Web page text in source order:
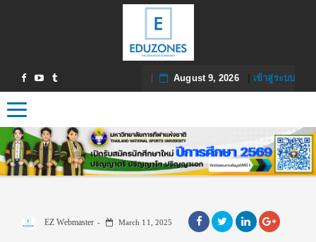
August 9, 2026| เข้าสู่ระบบ
Toggle navigation
EZ Webmaster March 11, 2025